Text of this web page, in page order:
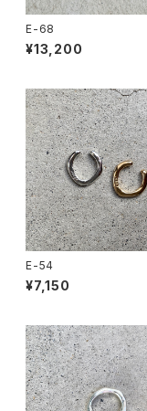
E-68
¥13,200
E-54
¥7,150